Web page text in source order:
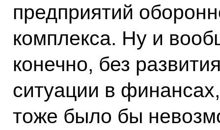
предприятий
комплекса. Ну и
конечно, без
ситуации в
тоже было бы